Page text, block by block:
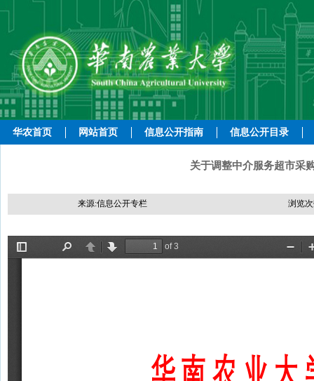
华农首页 网站首页 信息公开指南 信息公开目录
关于调整中介服务超市采
来源:信息公开专栏 浏览